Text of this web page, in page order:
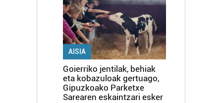
AISIA
Goierriko jentilak, behiak
eta kobazuloak gertuago,
Gipuzkoako Parketxe
Sarearen eskaintzari esker